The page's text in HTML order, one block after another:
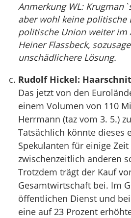
Anmerkung WL:
aber wohl keine politische
politische Union weiter im
Heiner Flassbeck,
unschädlichere Lösung.
Rudolf Hickel:
Das jetzt von den
einem Volumen von 110
Herrmann (taz vom 3. 5.)
Tatsächlich könnte dieses
Spekulanten für einige
zwischenzeitlich anderen
Trotzdem trägt der Kauf
Gesamtwirtschaft bei. Im
öffentlichen Dienst und
eine auf 23 Prozent